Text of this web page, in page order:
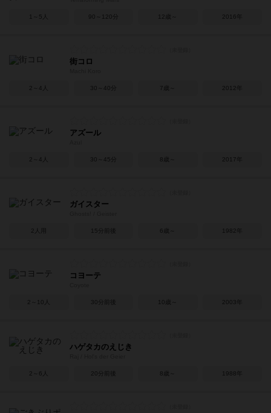
1～5人 90～120分 12歳～ 2016年
街コロ
2～4人 30～40分 7歳～ 2012年
アズール
2～4人 30～45分 8歳～ 2017年
ガイスター
2人用 15分前後 6歳～ 1982年
コヨーテ
2～10人 30分前後 10歳～ 2003年
ハゲタカのえじき
2～6人 20分前後 8歳～ 1988年